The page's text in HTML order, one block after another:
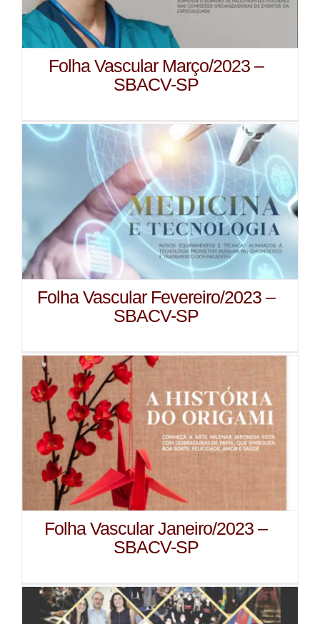
Folha Vascular Março/2023 –
SBACV-SP
Folha Vascular Fevereiro/2023 –
SBACV-SP
Folha Vascular Janeiro/2023 –
SBACV-SP